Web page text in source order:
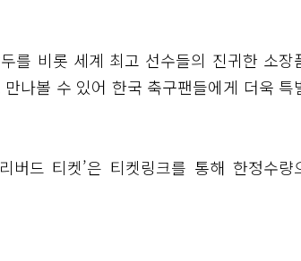
를 비롯 세계 최고 선수들의 진귀한 소장
나볼 수 있어 한국 축구팬들에게 더욱 특
드 티켓’은 티켓링크를 통해 한정수량